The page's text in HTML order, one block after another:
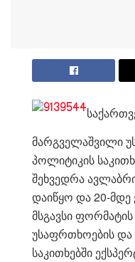
მარგველაშვილი
პოლიტიკის
შეხვედრა
დაიწყო და 20-მდე
მსგავსი
უსაფრთხოების
საკითხებში